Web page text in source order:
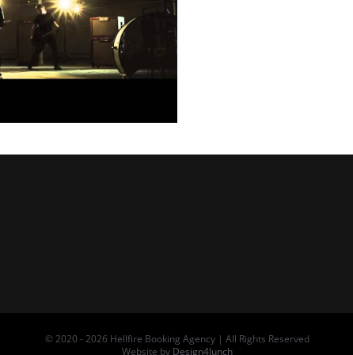
© 2020 -2026 Hellfire Booking Agency | All Rights Reserved
Website by Design4lunch